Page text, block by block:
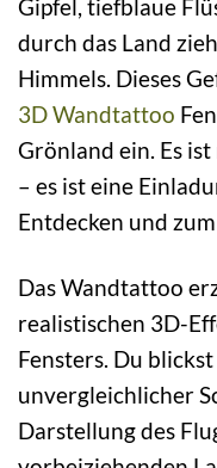
Gipfel, tiefblaue
durch das Land
Himmels. Dieses
3D Wandtattoo
Grönland ein. Es
– es ist eine
Entdecken und
Das Wandtattoo
realistischen 3D-
Fensters. Du
unvergleichlicher
Darstellung des